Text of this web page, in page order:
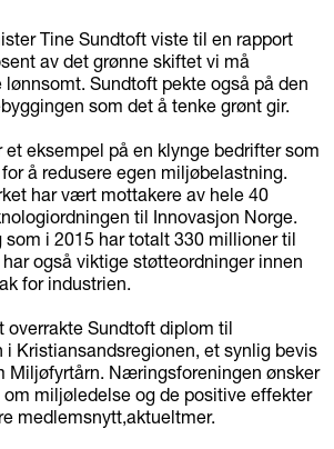
Tine Sundtoft viste til en rapport
av det grønne skiftet vi må
Sundtoft pekte også på den
som det å tenke grønt gir.
et eksempel på en klynge bedrifter som
å redusere egen miljøbelastning.
har vært mottakere av hele 40
til Innovasjon Norge.
som i 2015 har totalt 330 millioner til
også viktige støtteordninger innen
for industrien.
overrakte Sundtoft diplom til
Kristiansandsregionen, et synlig bevis
Miljøfyrtårn. Næringsforeningen ønsker
miljøledelse og de positive effekter
medlemsnytt,aktueltmer.